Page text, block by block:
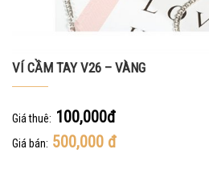
VÍ CẦM TAY V26 – VÀNG
Giá thuê: 100,000đ
Giá bán: 500,000 đ